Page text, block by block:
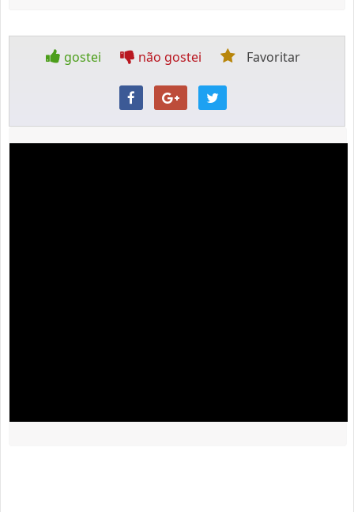
gostei não gostei Favoritar